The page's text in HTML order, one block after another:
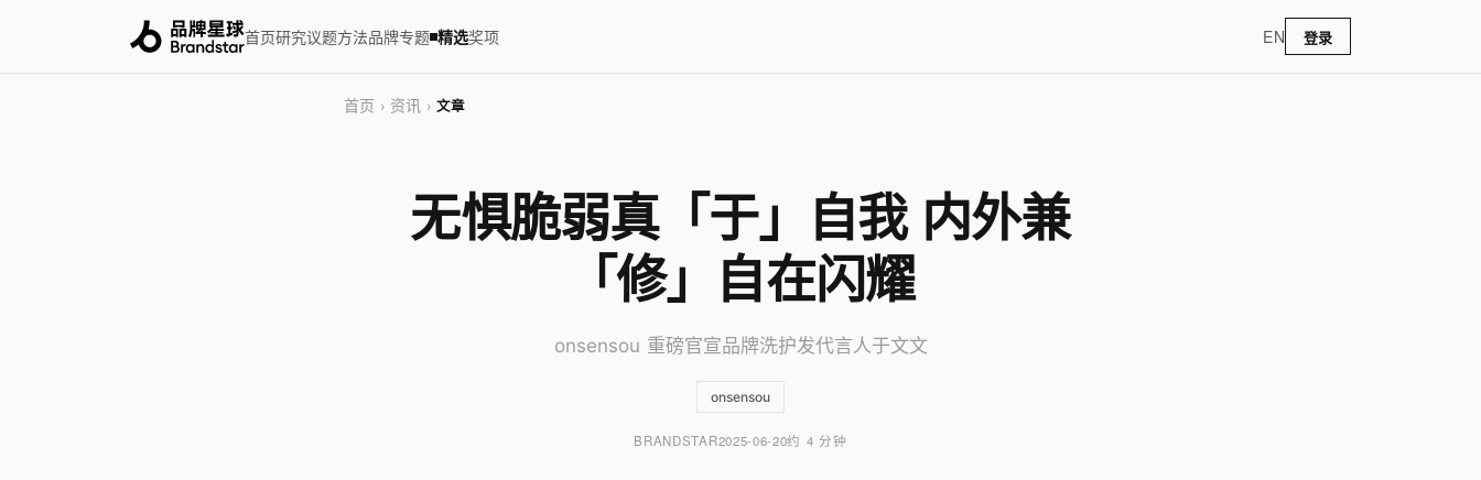
首页研究议题方法品牌专题 精选奖项 EN 登录
首页 › 资讯 › 文章
无惧脆弱真「于」自我 内外兼
「修」自在闪耀
onsensou 重磅官宣品牌洗护发代言人于文文
onsensou
BRANDSTAR2025-06-20约 4 分钟